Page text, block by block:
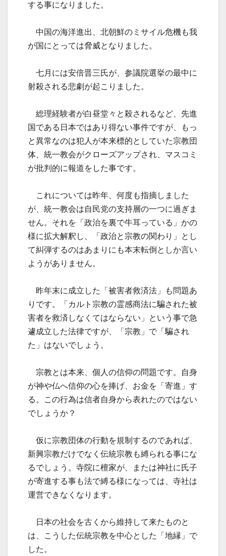
する事になりました。
中国の海洋進出、北朝鮮のミサイル危機も我
が国にとっては脅威となりました。
七月には安倍晋三氏が、参議院選挙の最中に
射殺される悲劇が起こりました。
総理経験者が白昼堂々と殺されるなど、先進
国である日本ではあり得ない事件ですが、もっ
と異常なのは犯人が本来標的としていた宗教団
体、統一教会がクローズアップされ、マスコミ
が批判的に報道をした事です。
これについては昨年、何度も指摘しました
が、統一教会は自民党の支持層の一つに過ぎま
せん。それを「政治を裏で牛耳っている」かの
様に拡大解釈し、「政治と宗教の関わり」とし
て糾弾するのはあまりにも本末転倒としか言い
ようがありません。
昨年末に成立した「被害者救済法」も問題あ
りです。「カルト宗教の霊感商法に騙された被
害者を救済しなくてはならない」という事で急
遽成立した法律ですが、「宗教」で「騙され
た」はないでしょう。
宗教とは本来、個人の信仰の問題です。自身
が神や仏へ信仰の心を捧げ、お金を「寄進」す
る。この行為は信者自身から表れたのではない
でしょうか？
仮に宗教団体の行動を規制するのであれば、
新興宗教だけでなく伝統宗教も縛られる事にな
るでしょう。寺院に檀家が、または神社に氏子
が寄進する事も法で縛る様になっては、寺社は
運営できなくなります。
日本の社会を古くから維持して来たものと
は、こうした伝統宗教を中心とした「地縁」で
した。